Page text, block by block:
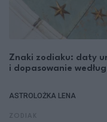
Znaki zodiaku: daty
i dopasowanie
ASTROLOŻKA LENA